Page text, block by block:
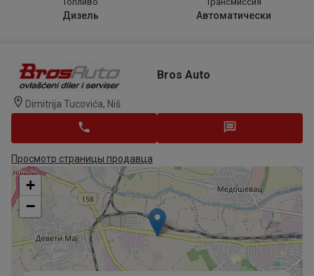
Дизель Автоматически
Bros Auto
Dimitrija Tucovića, Niš
Просмотр страницы продавца
+
−